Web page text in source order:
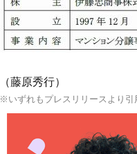
（藤原秀行）
※いずれもプレスリリースより引